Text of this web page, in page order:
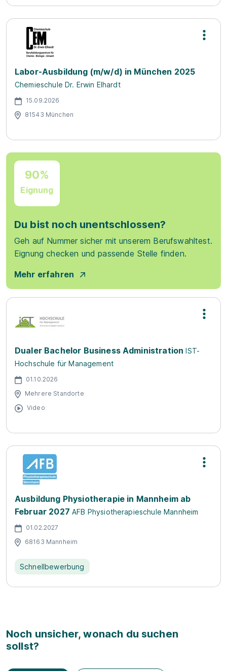
Labor-Ausbildung (m/w/d) in München 2025
Chemieschule Dr. Erwin Elhardt
15.09.2026
81543 München
90%
Eignung
Du bist noch unentschlossen?
Geh auf Nummer sicher mit unserem Berufswahltest.
Eignung checken und passende Stelle finden.
Mehr erfahren
Dualer Bachelor Business Administration IST-
Hochschule für Management
01.10.2026
Mehrere Standorte
Video
Ausbildung Physiotherapie in Mannheim ab
Februar 2027 AFB Physiotherapieschule Mannheim
01.02.2027
68163 Mannheim
Schnellbewerbung
Noch unsicher, wonach du suchen
sollst?